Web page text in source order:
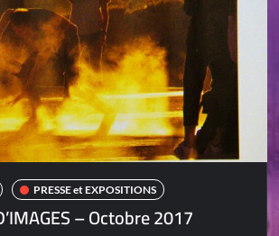
PRESSE et EXPOSITIONS
– Octobre 2017